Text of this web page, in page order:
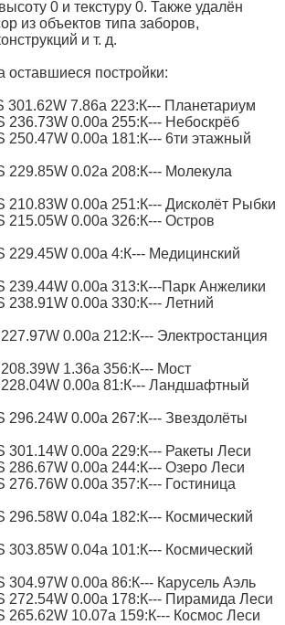
0 и текстуру 0. Также удалён
из объектов типа заборов,
и т. д.
оставшиеся постройки:
301.62W 7.86a 223:К--- Планетариум
236.73W 0.00a 255:К--- Небоскрёб
250.47W 0.00a 181:К--- 6ти этажный
229.85W 0.02a 208:К--- Молекула
210.83W 0.00a 251:К--- Дисколёт Рыбки
215.05W 0.00a 326:К--- Остров
229.45W 0.00a 4:К--- Медицинский
239.44W 0.00a 313:К---Парк Анжелики
238.91W 0.00a 330:К--- Летний
0.00a 212:К--- Электростанция
1.36a 356:К--- Мост
0.00a 81:К--- Ландшафтный
296.24W 0.00a 267:К--- Звездолёты
301.14W 0.00a 229:К--- Ракеты Леси
286.67W 0.00a 244:К--- Озеро Леси
276.76W 0.00a 357:К--- Гостиница
296.58W 0.04a 182:К--- Космический
303.85W 0.04a 101:К--- Космический
304.97W 0.00a 86:К--- Карусель Аэль
272.54W 0.00a 178:К--- Пирамида Леси
265.62W 10.07a 159:К--- Космос Леси